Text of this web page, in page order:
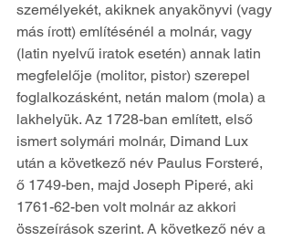
személyekét, akiknek anyakönyvi (vagy
más írott) említésénél a molnár, vagy
(latin nyelvű iratok esetén) annak latin
megfelelője (molitor, pistor) szerepel
foglalkozásként, netán malom (mola) a
lakhelyük. Az 1728-ban említett, első
ismert solymári molnár, Dimand Lux
után a következő név Paulus Forsteré,
ő 1749-ben, majd Joseph Piperé, aki
1761-62-ben volt molnár az akkori
összeírások szerint. A következő név a